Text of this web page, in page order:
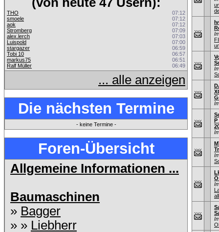
THO
07:12
smoele
07:12
aok
07:12
Stromberg
07:09
alex.lerch
07:03
Luispold
07:00
stargazer
06:59
Tobi 10
06:57
markus75
06:51
Ralf Müller
06:49
... alle anzeigen
Die nächsten Termine
- keine Termine -
Foren-Übersicht
Allgemeine Informationen ...
Baumaschinen
» Bagger
» » Liebherr
P